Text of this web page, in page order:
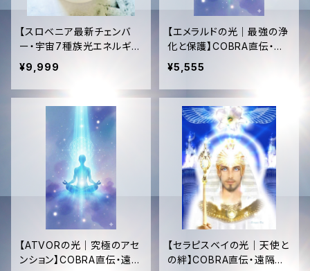
【スロベニア最新チェンバ
ー・宇宙7種族光エネルギー
アクティベーション済】光の
リジェネレーション・カレン
デュラ多目的クリーム（50m
¥9,999
【エメラルドの光｜最強の浄
化と保護】COBRA直伝・遠
隔レイヒーリング（15分）＋4
32Hzタキオン音源プレゼン
ト｜コズミックLOVE・覚醒
✨ Emerald Ray Healing:
Ultimate Protection & C
osmic Love (Remote 15
min) + 432Hz Tachyon
Music Gift
¥5,555
【ATVORの光｜究極のアセ
ンション】COBRA直伝・遠隔
【セラピスベイの光｜天使と
の絆】COBRA直伝・遠隔レ